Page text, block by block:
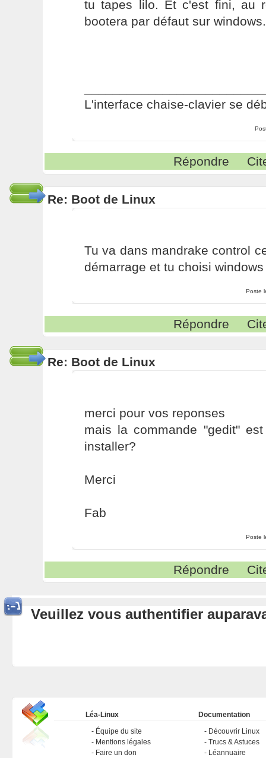
tu tapes lilo. Et c'est fini, au
bootera par défaut sur windows.
L'interface chaise-clavier se
Répondre
Re: Boot de Linux
Tu va dans mandrake control
démarrage et tu choisi
Poste
Répondre
Re: Boot de Linux
merci pour vos reponses
mais la commande "gedit"
installer?
Merci
Fab
Poste
Répondre
Veuillez vous authentifier
Léa-Linux
Équipe du site
Mentions légales
Faire un don
Documentation
Découvrir Linux
Trucs & Astuces
Léannuaire